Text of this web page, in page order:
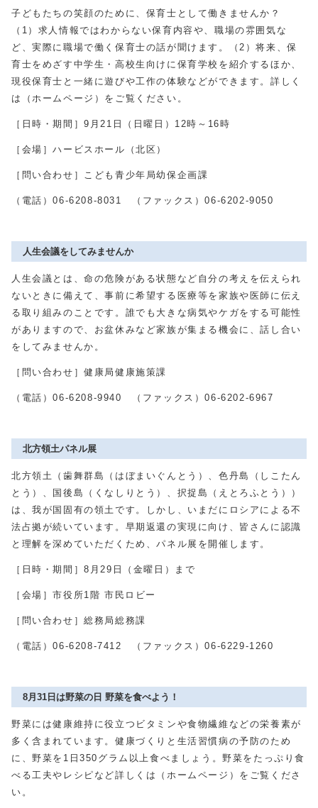
子どもたちの笑顔のために、保育士として働きませんか？
（1）求人情報ではわからない保育内容や、職場の雰囲気な
ど、実際に職場で働く保育士の話が聞けます。（2）将来、保
育士をめざす中学生・高校生向けに保育学校を紹介するほか、
現役保育士と一緒に遊びや工作の体験などができます。詳しく
は（ホームページ）をご覧ください。
［日時・期間］9月21日（日曜日）12時～16時
［会場］ハービスホール（北区）
［問い合わせ］こども青少年局幼保企画課
（電話）06-6208-8031 （ファックス）06-6202-9050
人生会議をしてみませんか
人生会議とは、命の危険がある状態など自分の考えを伝えられ
ないときに備えて、事前に希望する医療等を家族や医師に伝え
る取り組みのことです。誰でも大きな病気やケガをする可能性
がありますので、お盆休みなど家族が集まる機会に、話し合い
をしてみませんか。
［問い合わせ］健康局健康施策課
（電話）06-6208-9940 （ファックス）06-6202-6967
北方領土パネル展
北方領土（歯舞群島（はぼまいぐんとう）、色丹島（しこたん
とう）、国後島（くなしりとう）、択捉島（えとろふとう））
は、我が国固有の領土です。しかし、いまだにロシアによる不
法占拠が続いています。早期返還の実現に向け、皆さんに認識
と理解を深めていただくため、パネル展を開催します。
［日時・期間］8月29日（金曜日）まで
［会場］市役所1階 市民ロビー
［問い合わせ］総務局総務課
（電話）06-6208-7412 （ファックス）06-6229-1260
8月31日は野菜の日 野菜を食べよう！
野菜には健康維持に役立つビタミンや食物繊維などの栄養素が
多く含まれています。健康づくりと生活習慣病の予防のため
に、野菜を1日350 グラム以上食べましょう。野菜をたっぷり食
べる工夫やレシピなど詳しくは（ホームページ）をご覧くださ
い。